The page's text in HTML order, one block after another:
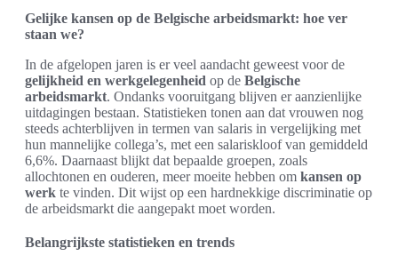
Gelijke kansen op de Belgische arbeidsmarkt: hoe ver
staan we?
In de afgelopen jaren is er veel aandacht geweest voor de
gelijkheid en werkgelegenheid op de Belgische
arbeidsmarkt. Ondanks vooruitgang blijven er aanzienlijke
uitdagingen bestaan. Statistieken tonen aan dat vrouwen nog
steeds achterblijven in termen van salaris in vergelijking met
hun mannelijke collega’s, met een salariskloof van gemiddeld
6,6%. Daarnaast blijkt dat bepaalde groepen, zoals
allochtonen en ouderen, meer moeite hebben om kansen op
werk te vinden. Dit wijst op een hardnekkige discriminatie op
de arbeidsmarkt die aangepakt moet worden.
Belangrijkste statistieken en trends